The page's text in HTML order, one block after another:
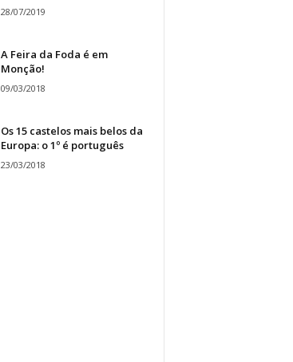
28/07/2019
A Feira da Foda é em
Monção!
09/03/2018
Os 15 castelos mais belos da
Europa: o 1º é português
23/03/2018